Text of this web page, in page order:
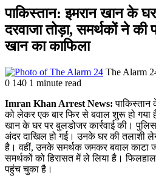
पाकिस्तान: इमरान खान के
दरवाजा तोड़ा, समर्थकों ने की
खान का काफिला
The Alarm
0 140 1 minute read
Imran Khan Arrest News:पाकिस्तान
को लेकर एक बार फिर से बवाल शुरू हो गया
खान के घर पर बुलडोजर कार्रवाई की।
अंदर दाखिल हो गई। उनके घर की तलाशी
है। वहीं, उनके समर्थक जमकर बवाल काटा
समर्थकों को हिरासत में ले लिया है।
पहुंच चुका है।